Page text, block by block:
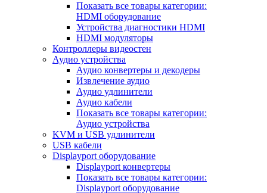
Показать все товары категории:
HDMI оборудование
Устройства диагностики HDMI
HDMI модуляторы
Контроллеры видеостен
Аудио устройства
Аудио конвертеры и декодеры
Извлечение аудио
Аудио удлинители
Аудио кабели
Показать все товары категории:
Аудио устройства
KVM и USB удлинители
USB кабели
Displayport оборудование
Displayport конвертеры
Показать все товары категории:
Displayport оборудование